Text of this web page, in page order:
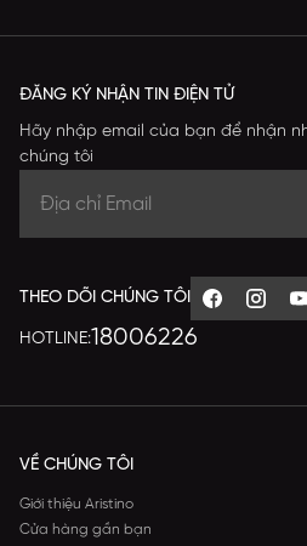
ĐĂNG KÝ NHẬN TIN ĐIỆN TỬ
Hãy nhập email của bạn để nhận
chúng tôi
THEO DÕI CHÚNG TÔI
HOTLINE:18006226
VỀ CHÚNG TÔI
Giới thiệu Aristino
Cửa hàng gần bạn